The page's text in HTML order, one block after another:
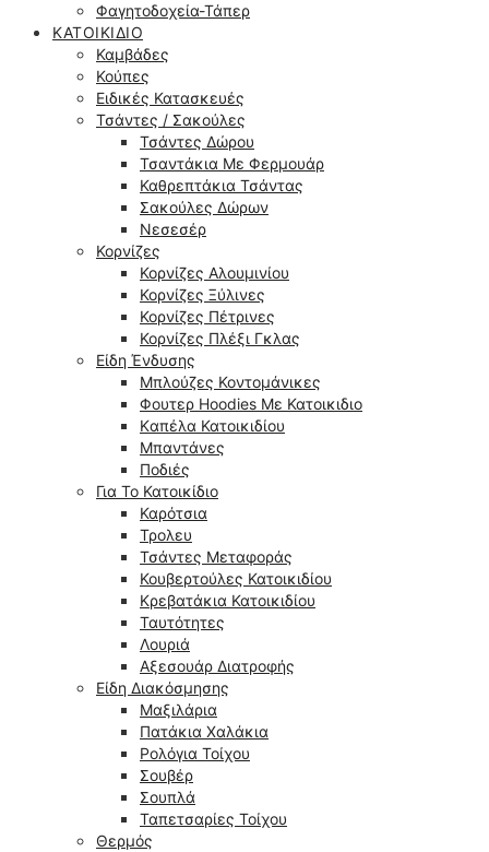
Φαγητοδοχεία-Τάπερ
ΚΑΤΟΙΚΊΔΙΟ
Καμβάδες
Κούπες
Ειδικές Κατασκευές
Τσάντες / Σακούλες
Τσάντες Δώρου
Τσαντάκια Με Φερμουάρ
Καθρεπτάκια Τσάντας
Σακούλες Δώρων
Νεσεσέρ
Κορνίζες
Κορνίζες Αλουμινίου
Κορνίζες Ξύλινες
Κορνίζες Πέτρινες
Κορνίζες Πλέξι Γκλας
Είδη Ένδυσης
Μπλούζες Κοντομάνικες
Φουτερ Hoodies Με Κατοικιδιο
Kαπέλα Κατοικιδίου
Μπαντάνες
Ποδιές
Για Το Κατοικίδιο
Καρότσια
Τρολευ
Τσάντες Μεταφοράς
Κουβερτούλες Κατοικιδίου
Κρεβατάκια Κατοικιδίου
Ταυτότητες
Λουριά
Αξεσουάρ Διατροφής
Είδη Διακόσμησης
Μαξιλάρια
Πατάκια Χαλάκια
Ρολόγια Τοίχου
Σουβέρ
Σουπλά
Ταπετσαρίες Τοίχου
Θερμός